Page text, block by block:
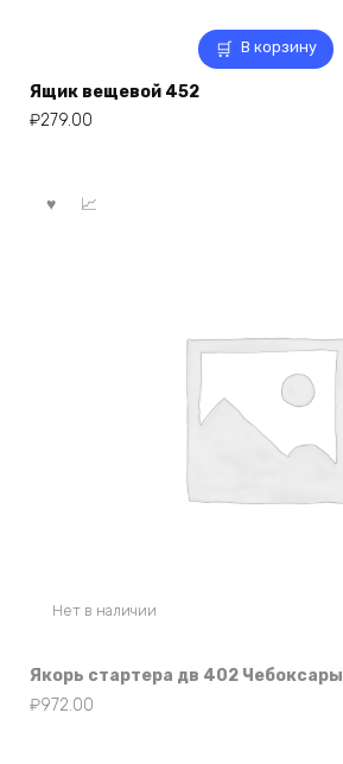
В корзину
Ящик вещевой 452
₽279.00
Нет в наличии
Якорь стартера дв 402 Чебоксары
₽972.00